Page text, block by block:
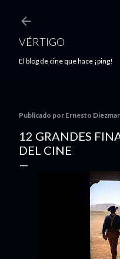
VÉRTIGO
El blog de cine que hace ¡ping!
Publicado por Ernesto
12 GRANDES
DEL CINE